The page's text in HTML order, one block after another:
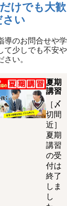
けでも大歓
さい
導のお問合せや学
て少しでも不安や
い。
夏期
講習
［〆
切間
近］
夏期
講習
の受
付は
終了
しま
し